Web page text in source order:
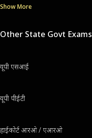
Show More
Other State Govt Exams
यूपी एसआई
यूपी पीईटी
हाईकोर्ट आरओ / एआरओ